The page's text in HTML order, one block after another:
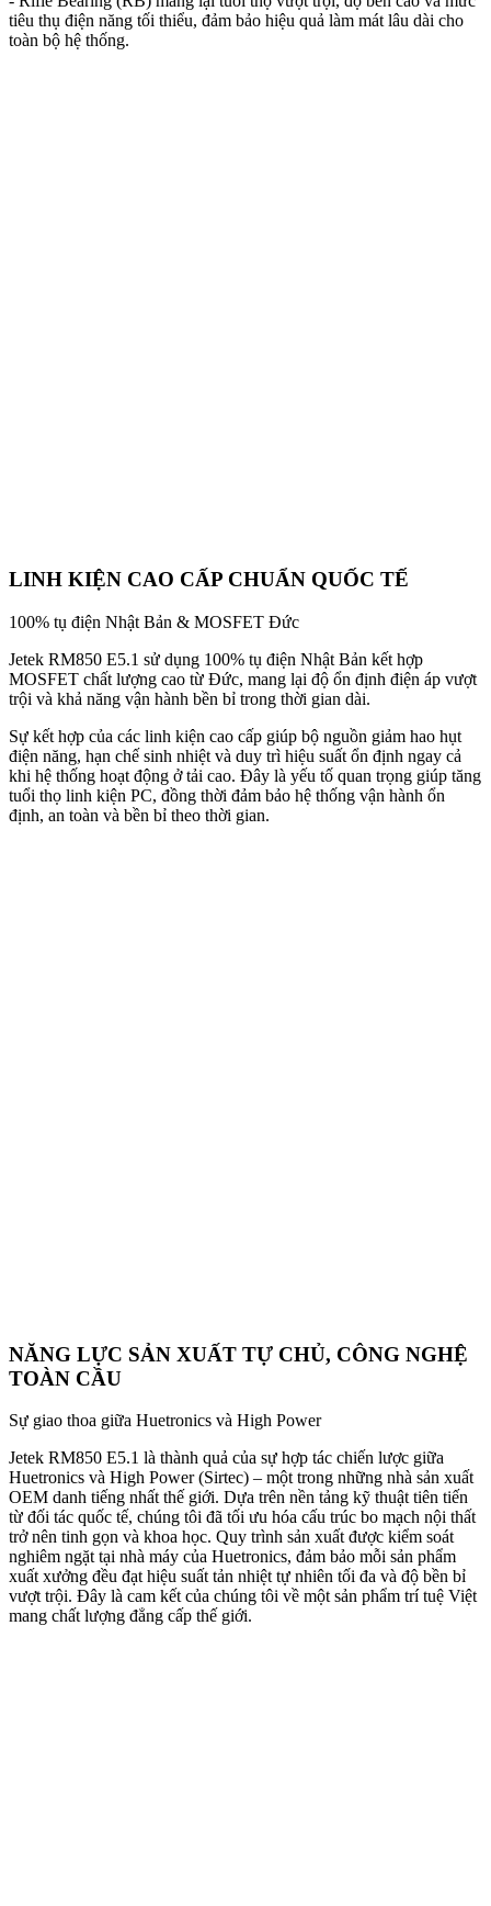
tiêu thụ điện năng tối thiểu, đảm bảo hiệu quả làm mát lâu dài cho
toàn bộ hệ thống.
LINH KIỆN CAO CẤP CHUẨN QUỐC TẾ
100% tụ điện Nhật Bản & MOSFET Đức
Jetek RM850 E5.1 sử dụng 100% tụ điện Nhật Bản kết hợp
MOSFET chất lượng cao từ Đức, mang lại độ ổn định điện áp vượt
trội và khả năng vận hành bền bỉ trong thời gian dài.
Sự kết hợp của các linh kiện cao cấp giúp bộ nguồn giảm hao hụt
điện năng, hạn chế sinh nhiệt và duy trì hiệu suất ổn định ngay cả
khi hệ thống hoạt động ở tải cao. Đây là yếu tố quan trọng giúp tăng
tuổi thọ linh kiện PC, đồng thời đảm bảo hệ thống vận hành ổn
định, an toàn và bền bỉ theo thời gian.
NĂNG LỰC SẢN XUẤT TỰ CHỦ, CÔNG NGHỆ
TOÀN CẦU
Sự giao thoa giữa Huetronics và High Power
Jetek RM850 E5.1 là thành quả của sự hợp tác chiến lược giữa
Huetronics và High Power (Sirtec) – một trong những nhà sản xuất
OEM danh tiếng nhất thế giới. Dựa trên nền tảng kỹ thuật tiên tiến
từ đối tác quốc tế, chúng tôi đã tối ưu hóa cấu trúc bo mạch nội thất
trở nên tinh gọn và khoa học. Quy trình sản xuất được kiểm soát
nghiêm ngặt tại nhà máy của Huetronics, đảm bảo mỗi sản phẩm
xuất xưởng đều đạt hiệu suất tản nhiệt tự nhiên tối đa và độ bền bỉ
vượt trội. Đây là cam kết của chúng tôi về một sản phẩm trí tuệ Việt
mang chất lượng đẳng cấp thế giới.